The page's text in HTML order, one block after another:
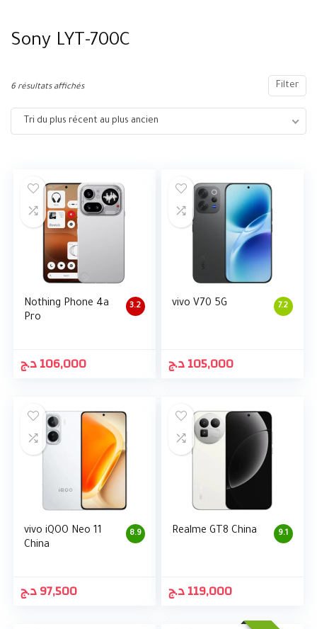
Sony LYT-700C
Filter
6 résultats affichés
Tri du plus récent au plus ancien
3.2
Nothing Phone 4a
Pro
106,000د.ج
7.2
vivo V70 5G
105,000د.ج
8.9
vivo iQOO Neo 11
China
97,500د.ج
9.1
Realme GT8 China
119,000د.ج